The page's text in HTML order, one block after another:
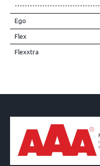
----------------------------------
Ego
Flex
Flexxtra